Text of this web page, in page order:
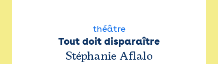
théâtre
Tout doit disparaître
Stéphanie Aflalo